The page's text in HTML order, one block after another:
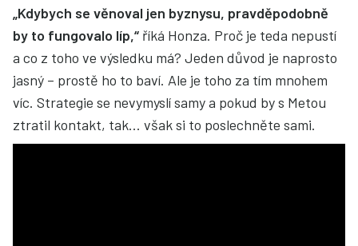
„Kdybych se věnoval jen byznysu, pravděpodobně
by to fungovalo líp,“ říká Honza. Proč je teda nepustí
a co z toho ve výsledku má? Jeden důvod je naprosto
jasný – prostě ho to baví. Ale je toho za tím mnohem
víc. Strategie se nevymyslí samy a pokud by s Metou
ztratil kontakt, tak... však si to poslechněte sami.